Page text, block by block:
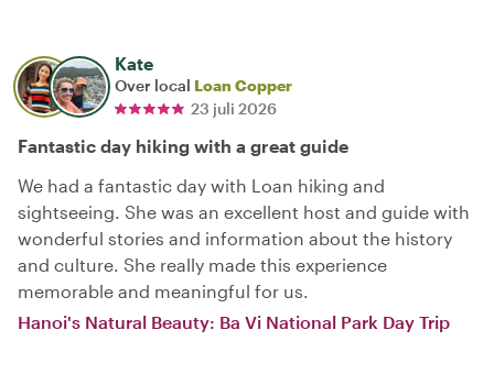
Kate
Over local Loan Copper
23 juli 2026
Fantastic day hiking with a great guide
We had a fantastic day with Loan hiking and
sightseeing. She was an excellent host and guide with
wonderful stories and information about the history
and culture. She really made this experience
memorable and meaningful for us.
Hanoi's Natural Beauty: Ba Vi National Park Day Trip